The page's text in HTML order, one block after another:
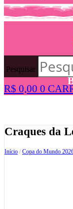
Pesquisar
R$ 0,00 0
Craques da
Início / Copa do Mundo